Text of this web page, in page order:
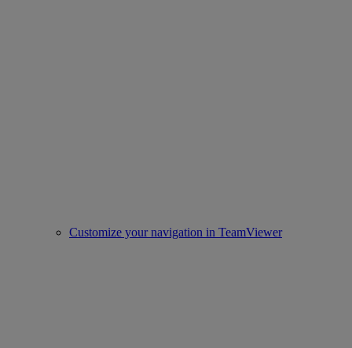
Customize your navigation in TeamViewer